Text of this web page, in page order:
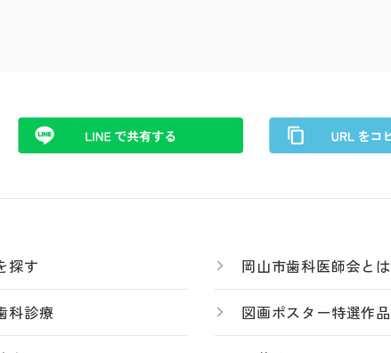
探す
科診療
岡山市歯科医師会とは
図画ポスター特選作品